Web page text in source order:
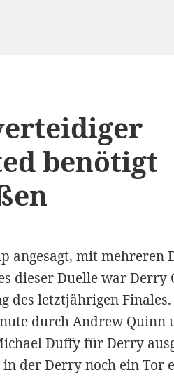
benötigt
angesagt, mit mehreren
dieser Duelle war Derry
des letztjährigen
durch Andrew Quinn
Duffy für Derry
der Derry noch ein Tor